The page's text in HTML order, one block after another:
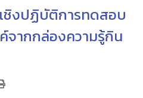
ชิงปฏิบัติการทดสอบ
ากกล่องความรู้กิน